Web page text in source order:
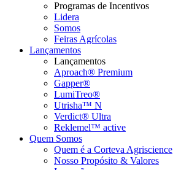
Programas de Incentivos
Lidera
Somos
Feiras Agrícolas
Lançamentos
Lançamentos
Aproach® Premium
Gapper®
LumiTreo®
Utrisha™ N
Verdict® Ultra
Reklemel™ active
Quem Somos
Quem é a Corteva Agriscience
Nosso Propósito & Valores